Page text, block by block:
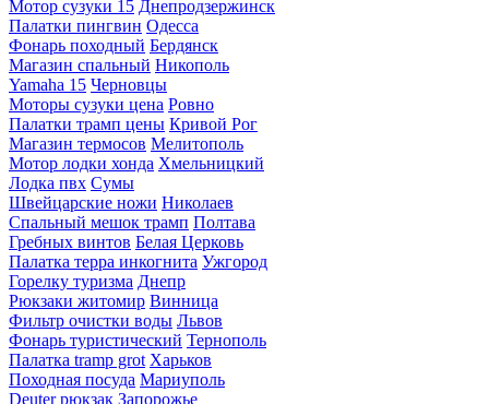
Мотор сузуки 15 Днепродзержинск
Палатки пингвин Одесса
Фонарь походный Бердянск
Магазин спальный Никополь
Yamaha 15 Черновцы
Моторы сузуки цена Ровно
Палатки трамп цены Кривой Рог
Магазин термосов Мелитополь
Мотор лодки хонда Хмельницкий
Лодка пвх Сумы
Швейцарские ножи Николаев
Спальный мешок трамп Полтава
Гребных винтов Белая Церковь
Палатка терра инкогнита Ужгород
Горелку туризма Днепр
Рюкзаки житомир Винница
Фильтр очистки воды Львов
Фонарь туристический Тернополь
Палатка tramp grot Харьков
Походная посуда Мариуполь
Deuter рюкзак Запорожье